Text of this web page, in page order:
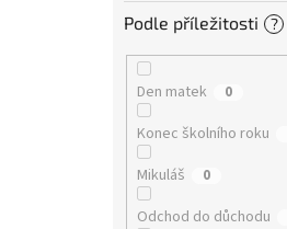
Podle příležitosti ?
Den matek 0
Konec školního roku
Mikuláš 0
Odchod do důchodu